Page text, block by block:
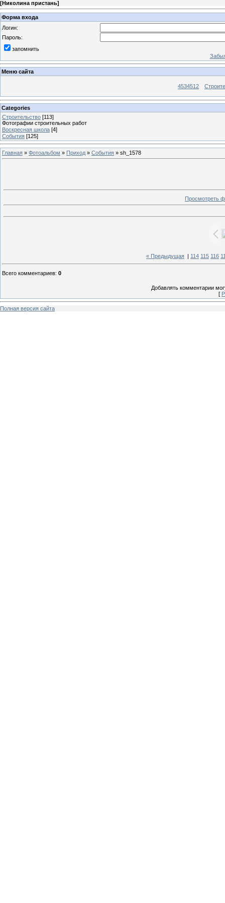
[Николина пристань]
Форма входа
Логин:
Пароль:
запомнить
Меню сайта
4534512
Categories
Строительство [113]
Фотографии строительных работ
Воскресная школа [4]
События [125]
Главная » Фотоальбом » Приход » События » sh_1578
Просмотреть
« Предыдущая 114 115 116
Всего комментариев: 0
Добавлять комментарии
[
Полная версия сайта